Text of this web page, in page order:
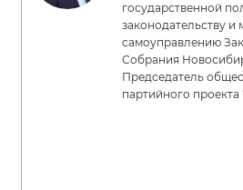
государственной
законодательству и
самоуправлению
Собрания
Председатель
партийного